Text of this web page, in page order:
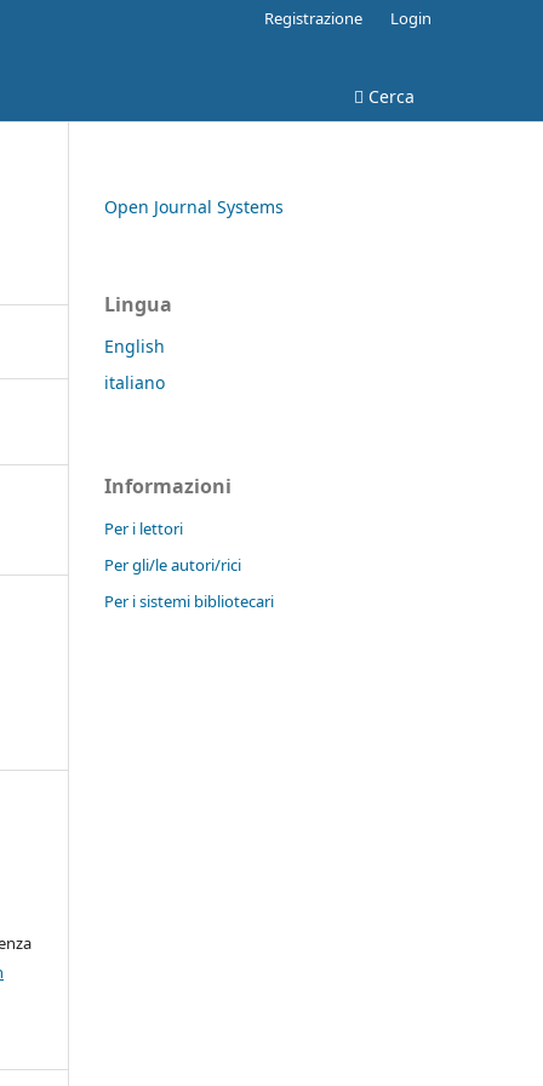
Cerca
Registrazione Login
Open Journal Systems
Lingua
English
italiano
Informazioni
Per i lettori
Per gli/le autori/rici
Per i sistemi bibliotecari